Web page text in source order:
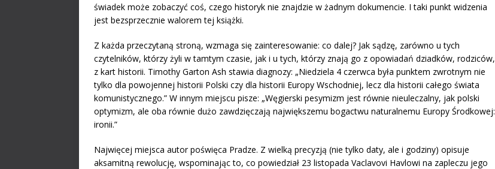
świadek może zobaczyć coś, czego historyk nie znajdzie w żadnym dokumencie. I taki punkt widzenia
jest bezsprzecznie walorem tej książki.
Z każda przeczytaną stroną, wzmaga się zainteresowanie: co dalej? Jak sądzę, zarówno u tych
czytelników, którzy żyli w tamtym czasie, jak i u tych, którzy znają go z opowiadań dziadków, rodziców,
z kart historii. Timothy Garton Ash stawia diagnozy: „Niedziela 4 czerwca była punktem zwrotnym nie
tylko dla powojennej historii Polski czy dla historii Europy Wschodniej, lecz dla historii całego świata
komunistycznego.” W innym miejscu pisze: „Węgierski pesymizm jest równie nieuleczalny, jak polski
optymizm, ale oba równie dużo zawdzięczają największemu bogactwu naturalnemu Europy Środkowej:
ironii.”
Najwięcej miejsca autor poświęca Pradze. Z wielką precyzją (nie tylko daty, ale i godziny) opisuje
aksamitną rewolucję, wspominając to, co powiedział 23 listopada Vaclavovi Havlowi na zapleczu jego